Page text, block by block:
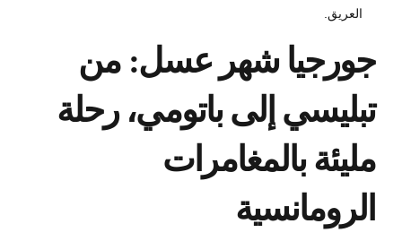
العريق.
جورجيا شهر عسل: من
تبليسي إلى باتومي، رحلة
مليئة بالمغامرات
الرومانسية